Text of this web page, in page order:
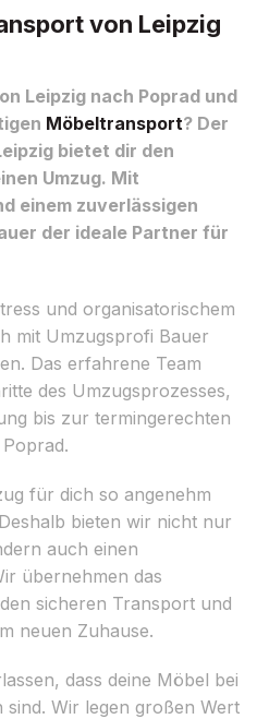
von Leipzig
Leipzig nach Poprad und
Möbeltransport? Der
bietet dir den
Umzug. Mit
einem zuverlässigen
der ideale Partner für
und organisatorischem
mit Umzugsprofi Bauer
Das erfahrene Team
des Umzugsprozesses,
bis zur termingerechten
für dich so angenehm
bieten wir nicht nur
auch einen
übernehmen das
sicheren Transport und
neuen Zuhause.
dass deine Möbel bei
sind. Wir legen großen Wert